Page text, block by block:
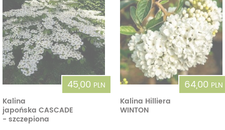
45,00 PLN
Kalina
japońska CASCADE
- szczepiona
64,00 PLN
Kalina Hilliera
WINTON